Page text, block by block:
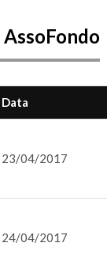
AssoFondo
Data
23/04/2017
24/04/2017